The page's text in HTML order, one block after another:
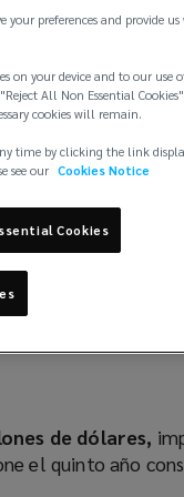
el ejercicio fiscal
enfoque
quinto año
del mundo, registró
de abril de 2025, lo
años superior al
de dólares,
el quinto año
your preferences and provide
on your device and to our use
All Non Essential
cookies will remain.
time by clicking the link
see our Cookies Notice
Cookies